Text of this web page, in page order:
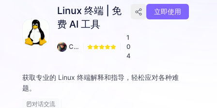
Linux 终端 | 免
费 AI 工具
Cy
1
0
4
立即使用
获取专业的 Linux 终端解释和指导，轻松应对各种难
题。
对话交流